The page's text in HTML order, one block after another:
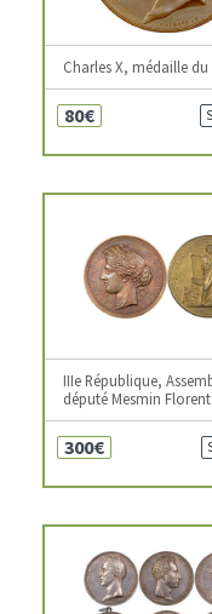
Charles X, médaille du
80€
IIIe République,
député Mesmin
300€